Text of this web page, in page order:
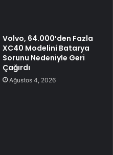
Volvo, 64.000’den Fazla
XC40 Modelini Batarya
Sorunu Nedeniyle Geri
Çağırdı
Ağustos 4, 2026